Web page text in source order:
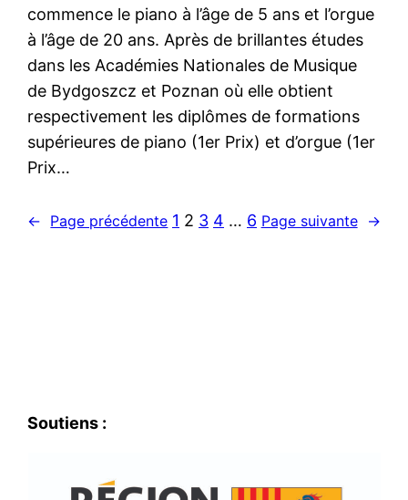
commence le piano à l’âge de 5 ans et l’orgue
à l’âge de 20 ans. Après de brillantes études
dans les Académies Nationales de Musique
de Bydgoszcz et Poznan où elle obtient
respectivement les diplômes de formations
supérieures de piano (1er Prix) et d’orgue (1er
Prix…
← Page précédente 1 2 3 4 … 6 Page suivante →
Soutiens :